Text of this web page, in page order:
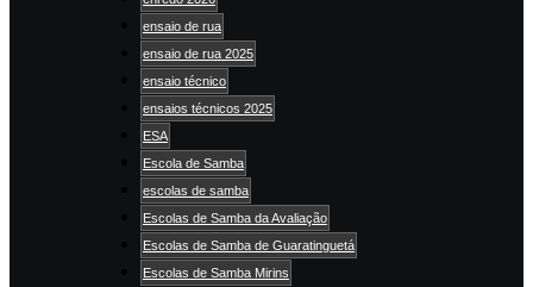
ensaio de rua
ensaio de rua 2025
ensaio técnico
ensaios técnicos 2025
ESA
Escola de Samba
escolas de samba
Escolas de Samba da Avaliação
Escolas de Samba de Guaratinguetá
Escolas de Samba Mirins